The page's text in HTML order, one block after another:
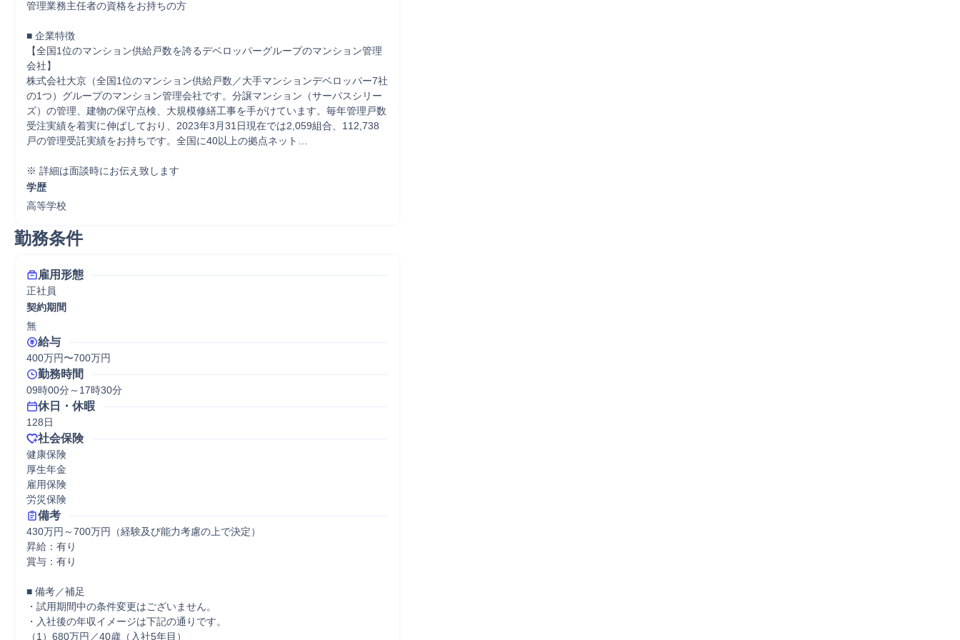
管理業務主任者の資格をお持ちの方
■ 企業特徴
【全国1位のマンション供給戸数を誇るデベロッパーグループのマンション管理
会社】
株式会社大京（全国1位のマンション供給戸数／大手マンションデベロッパー7社
の1つ）グループのマンション管理会社です。分譲マンション（サーパスシリー
ズ）の管理、建物の保守点検、大規模修繕工事を手がけています。毎年管理戸数
受注実績を着実に伸ばしており、2023年3月31日現在では2,059組合、112,738
戸の管理受託実績をお持ちです。全国に40以上の拠点ネット…
※ 詳細は面談時にお伝え致します
学歴
高等学校
勤務条件
雇用形態
正社員
契約期間
無
給与
400万円〜700万円
勤務時間
09時00分～17時30分
休日・休暇
128日
社会保険
健康保険
厚生年金
雇用保険
労災保険
備考
430万円～700万円（経験及び能力考慮の上で決定）
昇給：有り
賞与：有り
■ 備考／補足
・試用期間中の条件変更はございません。
・入社後の年収イメージは下記の通りです。
（1）680万円／40歳（入社5年目）